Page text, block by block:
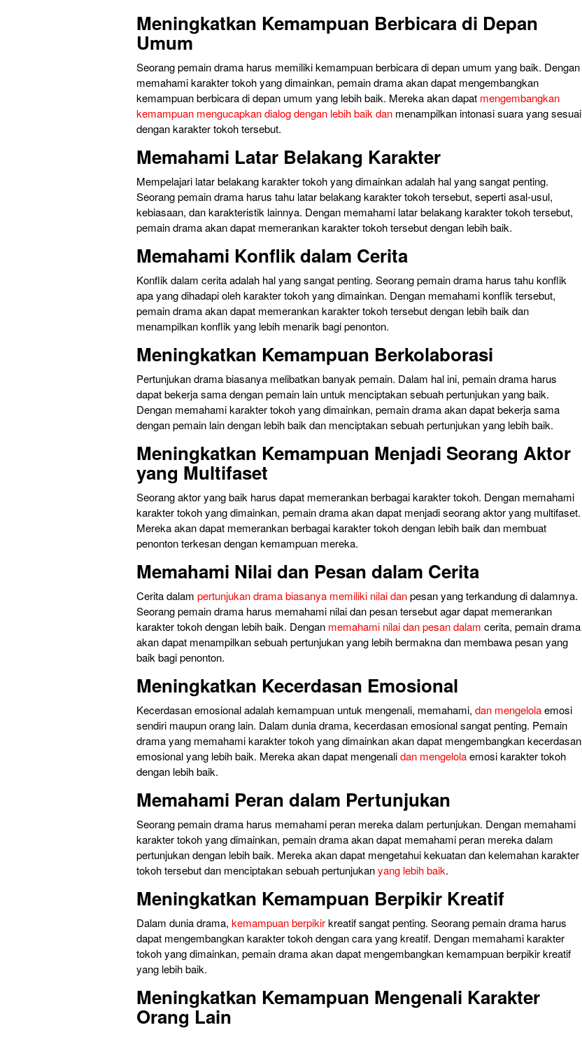
Meningkatkan Kemampuan Berbicara di Depan
Umum
Seorang pemain drama harus memiliki kemampuan berbicara di depan umum yang baik. Dengan
memahami karakter tokoh yang dimainkan, pemain drama akan dapat mengembangkan
kemampuan berbicara di depan umum yang lebih baik. Mereka akan dapat mengembangkan
kemampuan mengucapkan dialog dengan lebih baik dan menampilkan intonasi suara yang sesuai
dengan karakter tokoh tersebut.
Memahami Latar Belakang Karakter
Mempelajari latar belakang karakter tokoh yang dimainkan adalah hal yang sangat penting.
Seorang pemain drama harus tahu latar belakang karakter tokoh tersebut, seperti asal-usul,
kebiasaan, dan karakteristik lainnya. Dengan memahami latar belakang karakter tokoh tersebut,
pemain drama akan dapat memerankan karakter tokoh tersebut dengan lebih baik.
Memahami Konflik dalam Cerita
Konflik dalam cerita adalah hal yang sangat penting. Seorang pemain drama harus tahu konflik
apa yang dihadapi oleh karakter tokoh yang dimainkan. Dengan memahami konflik tersebut,
pemain drama akan dapat memerankan karakter tokoh tersebut dengan lebih baik dan
menampilkan konflik yang lebih menarik bagi penonton.
Meningkatkan Kemampuan Berkolaborasi
Pertunjukan drama biasanya melibatkan banyak pemain. Dalam hal ini, pemain drama harus
dapat bekerja sama dengan pemain lain untuk menciptakan sebuah pertunjukan yang baik.
Dengan memahami karakter tokoh yang dimainkan, pemain drama akan dapat bekerja sama
dengan pemain lain dengan lebih baik dan menciptakan sebuah pertunjukan yang lebih baik.
Meningkatkan Kemampuan Menjadi Seorang Aktor
yang Multifaset
Seorang aktor yang baik harus dapat memerankan berbagai karakter tokoh. Dengan memahami
karakter tokoh yang dimainkan, pemain drama akan dapat menjadi seorang aktor yang multifaset.
Mereka akan dapat memerankan berbagai karakter tokoh dengan lebih baik dan membuat
penonton terkesan dengan kemampuan mereka.
Memahami Nilai dan Pesan dalam Cerita
Cerita dalam pertunjukan drama biasanya memiliki nilai danpesan yang terkandung di dalamnya.
Seorang pemain drama harus memahami nilai dan pesan tersebut agar dapat memerankan
karakter tokoh dengan lebih baik. Dengan memahami nilai dan pesan dalam cerita, pemain drama
akan dapat menampilkan sebuah pertunjukan yang lebih bermakna dan membawa pesan yang
baik bagi penonton.
Meningkatkan Kecerdasan Emosional
Kecerdasan emosional adalah kemampuan untuk mengenali, memahami, dan mengelolaemosi
sendiri maupun orang lain. Dalam dunia drama, kecerdasan emosional sangat penting. Pemain
drama yang memahami karakter tokoh yang dimainkan akan dapat mengembangkan kecerdasan
emosional yang lebih baik. Mereka akan dapat mengenalidan mengelolaemosi karakter tokoh
dengan lebih baik.
Memahami Peran dalam Pertunjukan
Seorang pemain drama harus memahami peran mereka dalam pertunjukan. Dengan memahami
karakter tokoh yang dimainkan, pemain drama akan dapat memahami peran mereka dalam
pertunjukan dengan lebih baik. Mereka akan dapat mengetahui kekuatan dan kelemahan karakter
tokoh tersebut dan menciptakan sebuah pertunjukanyang lebih baik.
Meningkatkan Kemampuan Berpikir Kreatif
Dalam dunia drama, kemampuan berpikirkreatif sangat penting. Seorang pemain drama harus
dapat mengembangkan karakter tokoh dengan cara yang kreatif. Dengan memahami karakter
tokoh yang dimainkan, pemain drama akan dapat mengembangkan kemampuan berpikir kreatif
yang lebih baik.
Meningkatkan Kemampuan Mengenali Karakter
Orang Lain